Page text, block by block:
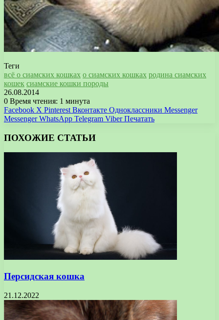
Теги
всё о сиамских кошках о сиамских кошках родина сиамских
кошек сиамские кошки породы
26.08.2014
0 Время чтения: 1 минута
Facebook X Pinterest Вконтакте Одноклассники Messenger
Messenger WhatsApp Telegram Viber Печатать
ПОХОЖИЕ СТАТЬИ
Персидская кошка
21.12.2022